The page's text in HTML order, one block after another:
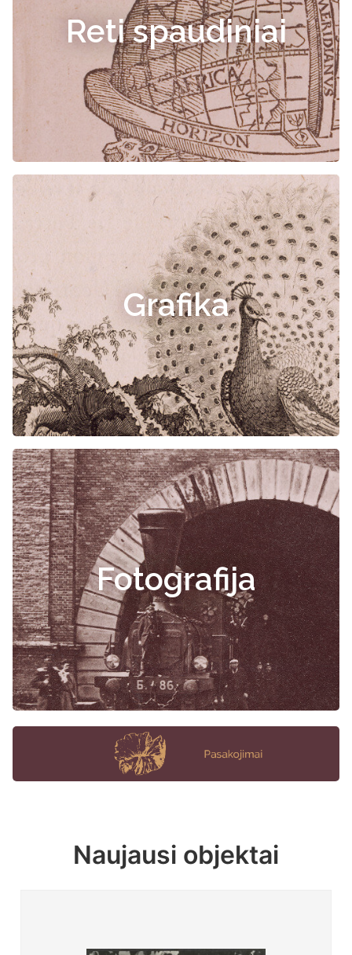
Reti spaudiniai
Grafika
Fotografija
Naujausi objektai